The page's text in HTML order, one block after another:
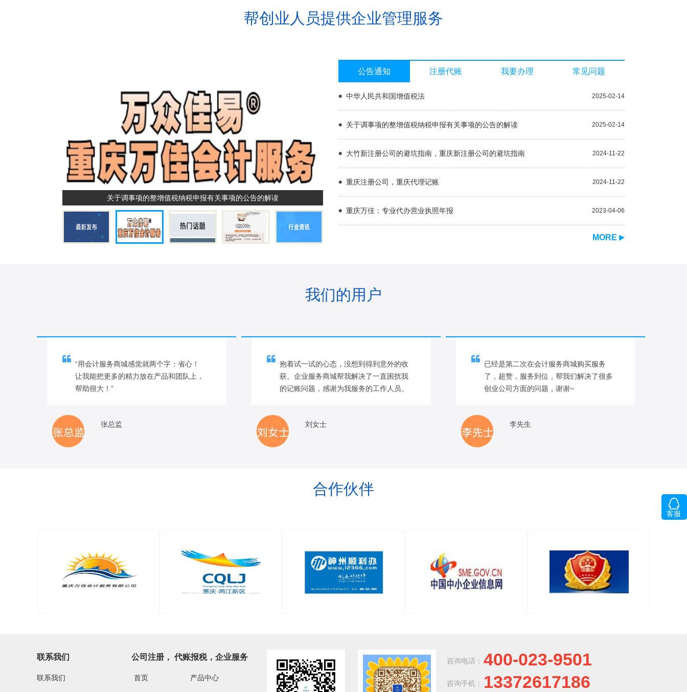
帮创业人员提供企业管理服务
关于调事项的整增值税纳税申报有关事项的公告的解读
开公司资料，重庆注册公司，重庆代理记账，
公告通知 注册代账 我要办理 常见问题
中华人民共和国增值税法 2025-02-14
关于调事项的整增值税纳税申报有关事项的公告的解读 2025-02-14
大竹新注册公司的避坑指南，重庆新注册公司的避坑指南 2024-11-22
重庆注册公司，重庆代理记账 2024-11-22
重庆万佳：专业代办营业执照年报 2023-04-06
MORE
我们的用户
“用会计服务商城感觉就两个字：省心！
让我能把更多的精力放在产品和团队上，
帮助很大！”
张总监
抱着试一试的心态，没想到得到意外的收
获。企业服务商城帮我解决了一直困扰我
的记账问题，感谢为我服务的工作人员。
刘女士
已经是第二次在会计服务商城购买服务
了，超赞，服务到位，帮我们解决了很多
创业公司方面的问题，谢谢~
李先生
合作伙伴
联系我们
联系我们
公司注册， 代账报税，企业服务
首页 产品中心
咨询电话： 400-023-9501
咨询手机： 13372617186
客服